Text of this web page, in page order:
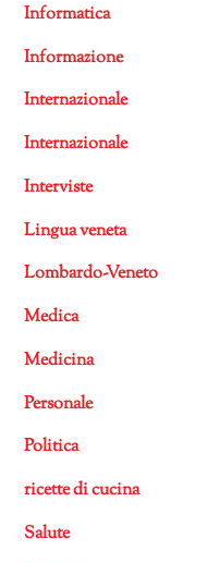
Informatica
Informazione
Internazionale
Internazionale
Interviste
Lingua veneta
Lombardo-Veneto
Medica
Medicina
Personale
Politica
ricette di cucina
Salute